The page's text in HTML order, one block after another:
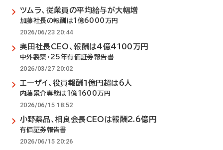
ツムラ、従業員の平均給与が大幅増
加藤社長の報酬は1億6000万円
2026/06/23 20:44
奥田社長CEO、報酬は4億4100万円
中外製薬・25年有価証券報告書
2026/03/27 20:02
エーザイ、役員報酬1億円超は6人
内藤景介専務は1億1600万円
2026/06/15 18:52
小野薬品、相良会長CEOは報酬2.6億円
有価証券報告書
2026/06/15 20:26